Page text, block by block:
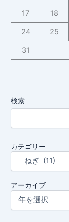
29
日】
17 18
24 25
31
検索
カテゴリー
アーカイブ